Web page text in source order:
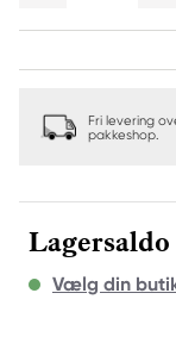
Fri levering
pakkeshop.
Vælg din